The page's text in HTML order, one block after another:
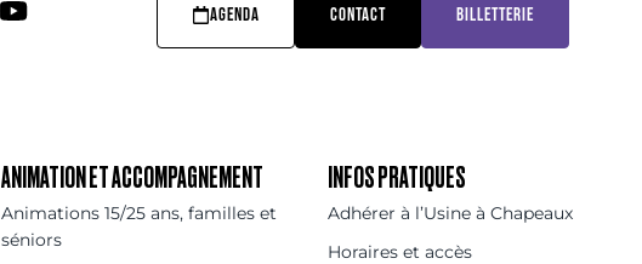
AGENDA CONTACT BILLETTERIE
ANIMATION ET ACCOMPAGNEMENT
Animations 15/25 ans, familles et
séniors
INFOS PRATIQUES
Adhérer à l’Usine à Chapeaux
Horaires et accès